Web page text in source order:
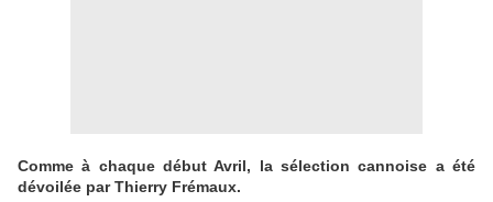
Comme à chaque début Avril, la sélection cannoise a été
dévoilée par Thierry Frémaux.